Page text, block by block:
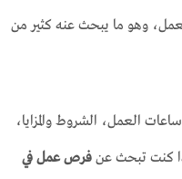
وهو ما يبحث عنه كثير من
العمل، الشروط والمزايا،
كنت تبحث عن فرص عمل في